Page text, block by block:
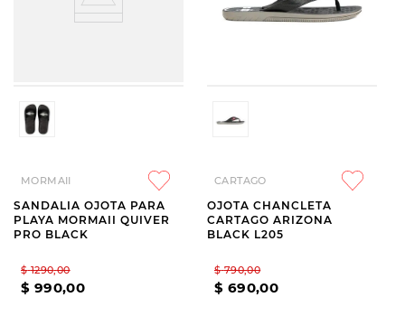
MORMAII
SANDALIA OJOTA PARA
PLAYA MORMAII QUIVER
PRO BLACK
$ 1290,00
$ 990,00
CARTAGO
OJOTA CHANCLETA
CARTAGO ARIZONA
BLACK L205
$ 790,00
$ 690,00